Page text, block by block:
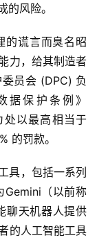
风险。
的谎言而臭名昭
力，给其制造者
员会 (DPC) 负
据保护条例》
处以最高相当于
的罚款。
具，包括一系列
Gemini（以前称
聊天机器人提供
的人工智能工具